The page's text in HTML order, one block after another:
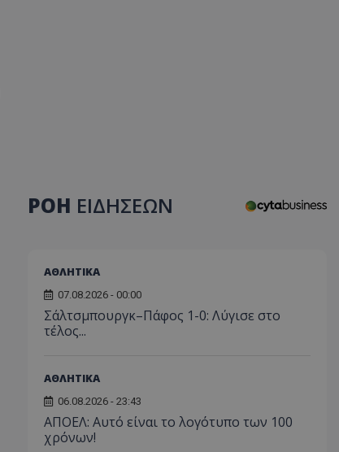
ΡΟΗ ΕΙΔΗΣΕΩΝ
ΑΘΛΗΤΙΚΑ
07.08.2026 - 00:00
Σάλτσμπουργκ–Πάφος 1-0: Λύγισε στο
τέλος...
ΑΘΛΗΤΙΚΑ
06.08.2026 - 23:43
ΑΠΟΕΛ: Αυτό είναι το λογότυπο των 100
χρόνων!